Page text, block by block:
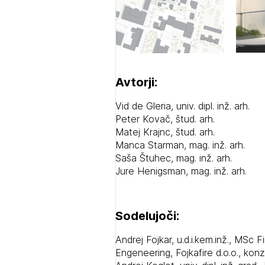
Avtorji:
Vid de Gleria, univ. dipl. inž. arh.
Peter Kovač, štud. arh.
Matej Krajnc, štud. arh.
Manca Starman, mag. inž. arh.
Saša Štuhec, mag. inž. arh.
Jure Henigsman, mag. inž. arh.
Sodelujoči:
Andrej Fojkar, u.d.i.kem.inž., MSc
Engeneering, Fojkafire d.o.o.,